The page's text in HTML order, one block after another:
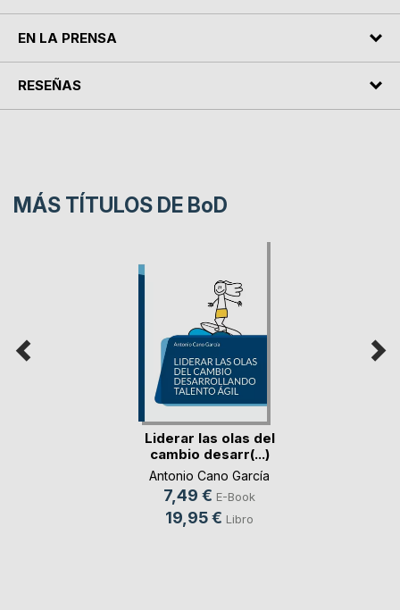
EN LA PRENSA
RESEÑAS
MÁS TÍTULOS DE BoD
Liderar las olas del
cambio desarr(...)
Antonio Cano García
7,49 € E-Book
19,95 € Libro